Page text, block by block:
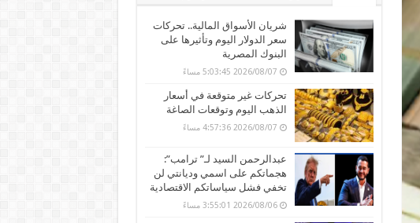
شريان الأسواق المالية.. تحركات
سعر الدولار اليوم وتأثيرها على
البنوك المصرية
2026/08/07 5:03:45 مساءً
تحركات غير متوقعة في أسعار
الذهب اليوم وتوقعات الصاغة
2026/08/07 4:57:36 مساءً
عبدالرحمن السيد لـ” ترامب”:
هجماتكم على اسمي وديانتي لن
تخفي فشل سياساتكم الاقتصادية
2026/08/06 3:55:01 مساءً